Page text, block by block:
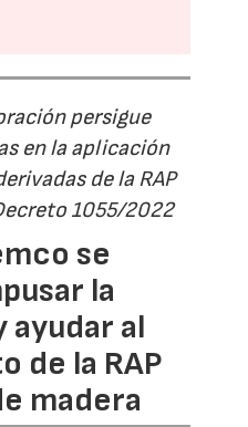
persigue
en la aplicación
de la RAP
1055/2022
se
la
ayudar al
de la RAP
madera